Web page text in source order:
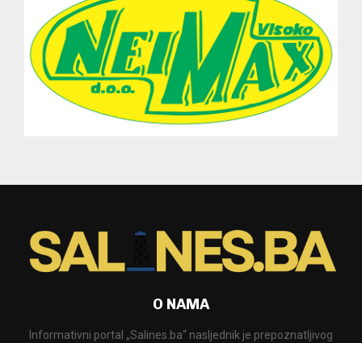
O NAMA
Informativni portal „Salines.ba“ nasljednik je prepoznatljivog